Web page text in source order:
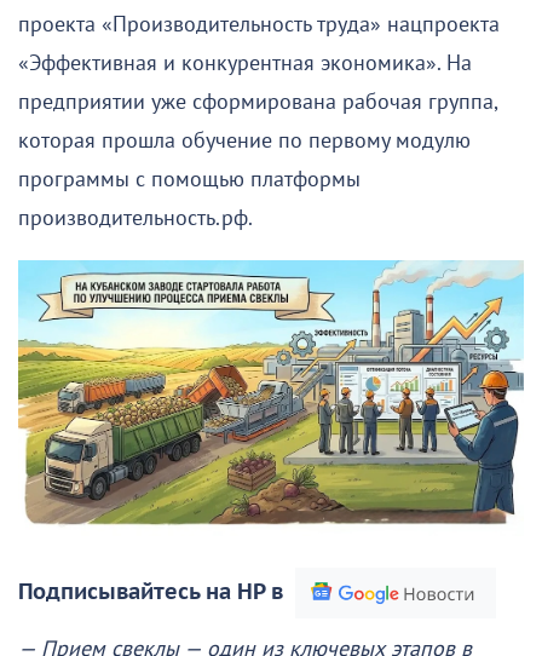
проекта «Производительность труда» нацпроекта
«Эффективная и конкурентная экономика». На
предприятии уже сформирована рабочая группа,
которая прошла обучение по первому модулю
программы с помощью платформы
производительность.рф.
Подписывайтесь на НР в
— Прием свеклы — один из ключевых этапов в